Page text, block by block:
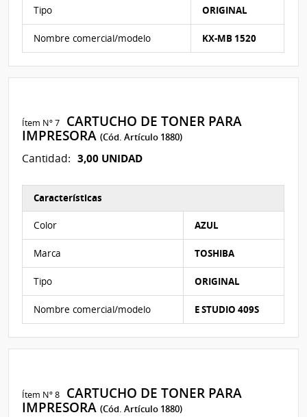
Tipo ORIGINAL
Nombre comercial/modelo KX-MB 1520
Ítem Nº 7
CARTUCHO DE TONER PARA
IMPRESORA(Cód. Artículo 1880)
Cantidad: 3,00 UNIDAD
Características
Color AZUL
Marca TOSHIBA
Tipo ORIGINAL
Nombre comercial/modelo E STUDIO 409S
Ítem Nº 8
CARTUCHO DE TONER PARA
IMPRESORA(Cód. Artículo 1880)